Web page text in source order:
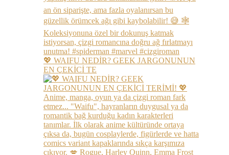
💖 WAIFU NEDİR? GEEK JARGONUNUN
EN ÇEKİCİ TE